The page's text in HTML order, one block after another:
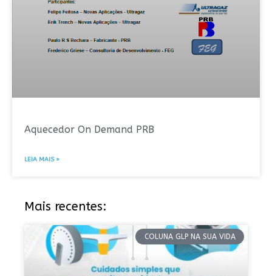
Aquecedor On Demand PRB
LEIA MAIS »
Mais recentes:
COLUNA GLP NA SUA VIDA